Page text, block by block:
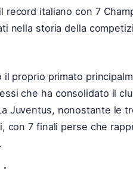
il record italiano con 7
nella storia della
proprio primato
che ha consolidato il
Juventus, nonostante le
con 7 finali perse che